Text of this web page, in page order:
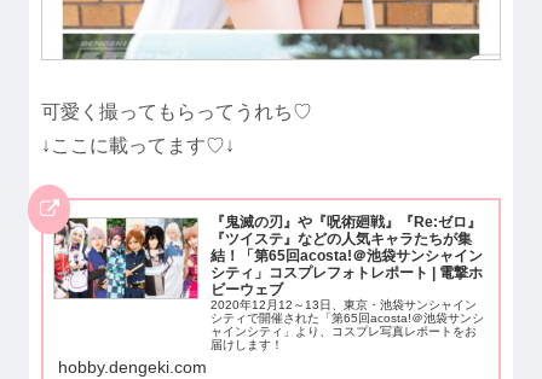
可愛く撮ってもらってうれち♡
↓ここに載ってます♡↓
『鬼滅の刃』や『呪術廻戦』『Re:ゼロ』
『ツイステ』などの人気キャラたちが集
結！「第65回acosta!＠池袋サンシャイン
シティ」コスプレフォトレポート | 電撃ホ
ビーウェブ
2020年12月12～13日、東京・池袋サンシャイン
シティで開催された「第65回acosta!＠池袋サンシ
ャインシティ」より、コスプレ写真レポートをお
届けします！
hobby.dengeki.com